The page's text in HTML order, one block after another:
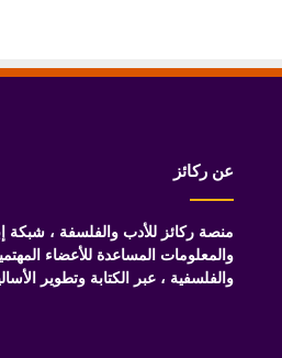
عن ركائز
منصة ركائز للأدب والفلسفة ، شبكة
والمعلومات المساعدة للأعضاء
والفلسفية ، عبر الكتابة وتطوير